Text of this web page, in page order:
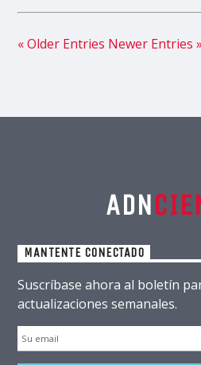
« Older Entries Newer Entries »
ADN
MANTENTE CONECTADO
Suscríbase ahora al boletín
actualizaciones semanales.